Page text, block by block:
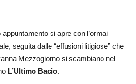
si apre con l’ormai
seguita dalle “effusioni litigiose” che
Mezzogiorno si scambiano nel
L’Ultimo Bacio.